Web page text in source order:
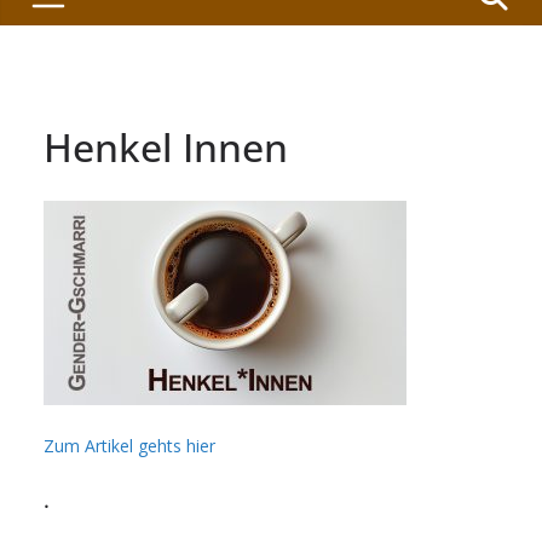
Henkel Innen
Zum Artikel gehts hier
.